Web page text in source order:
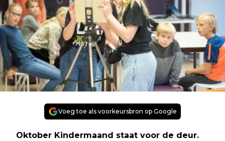
Voeg toe als voorkeursbron op Google
Oktober Kindermaand staat voor de deur.